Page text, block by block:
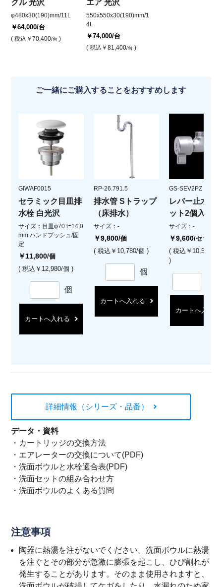
クル 光沢
φ480x30(190)mm/11L
￥64,000/台
( 税込 ￥70,400/台 )
エア 光沢
550x550x30(190)mm/1
4L
￥74,000/台
( 税込 ￥81,400/台 )
ご一緒にご購入することをおすすめします
GIWAF0015
セラミック目皿排
水栓 白光沢
サイズ：目皿φ70 t=14.0
mm ハンドプッシュ/固
定
￥11,800/個
( 税込￥12,980/個 )
個
カートへ入れる
RP-26.791.5
排水管 Sトラップ
（床排水）
サイズ：-
￥9,800/個
( 税込￥10,780/個 )
個
カートへ入れる
GS-SEV2PZ
レバー止水栓
ット2個入)
サイズ：-
￥9,600/セット
( 税込￥10,560/セ
)
カートへ入れる
詳細情報（シリーズ・品番）
データ・資料
・ カートリッジの交換方法
・ エアレーターの交換について(PDF)
・洗面ボウルと水栓適合表(PDF)
・洗面セットの組み合わせ方
・洗面ボウルのよくある質問
注意事項
陶器に熱湯を注がないでください。洗面ボウルに熱湯
を注ぐとその部分が急激に膨張を起こし、ひび割れが
発生することがあります。そのまま使用されますと、